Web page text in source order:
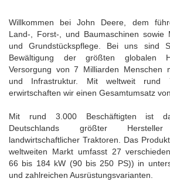
Willkommen bei John Deere, dem
Land-, Forst-, und Baumaschinen sowie
und Grundstückspflege. Bei uns sind
Bewältigung der größten globalen
Versorgung von 7 Milliarden Menschen
und Infrastruktur. Mit weltweit rund
erwirtschaften wir einen Gesamtumsatz
Mit rund 3.000 Beschäftigten ist
Deutschlands größter
landwirtschaftlicher Traktoren. Das
weltweiten Markt umfasst 27
66 bis 184 kW (90 bis 250 PS)) in
und zahlreichen Ausrüstungsvarianten.